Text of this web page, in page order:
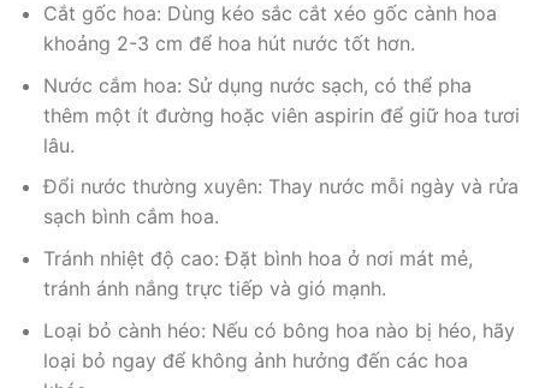
Cắt gốc hoa: Dùng kéo sắc cắt xéo gốc cành hoa
khoảng 2-3 cm để hoa hút nước tốt hơn.
Nước cắm hoa: Sử dụng nước sạch, có thể pha
thêm một ít đường hoặc viên aspirin để giữ hoa tươi
lâu.
Đổi nước thường xuyên: Thay nước mỗi ngày và rửa
sạch bình cắm hoa.
Tránh nhiệt độ cao: Đặt bình hoa ở nơi mát mẻ,
tránh ánh nắng trực tiếp và gió mạnh.
Loại bỏ cành héo: Nếu có bông hoa nào bị héo, hãy
loại bỏ ngay để không ảnh hưởng đến các hoa